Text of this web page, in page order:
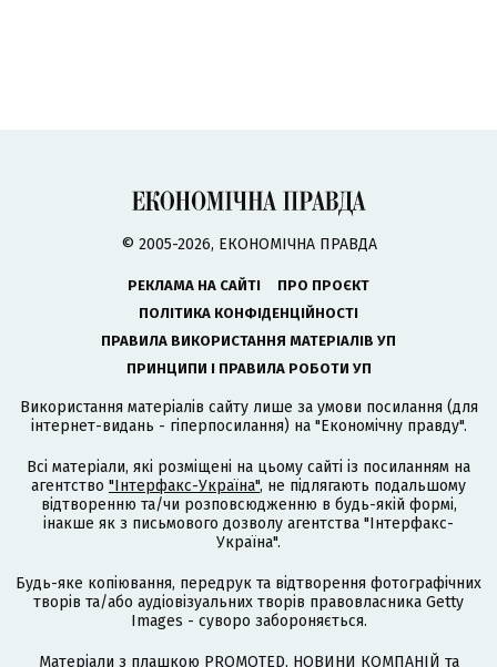
© 2005-2026, ЕКОНОМІЧНА ПРАВДА
РЕКЛАМА НА САЙТІ
ПРО ПРОЄКТ
ПОЛІТИКА КОНФІДЕНЦІЙНОСТІ
ПРАВИЛА ВИКОРИСТАННЯ МАТЕРІАЛІВ УП
ПРИНЦИПИ І ПРАВИЛА РОБОТИ УП
Використання матеріалів сайту лише за умови посилання (для
інтернет-видань - гіперпосилання) на "Економічну правду".
Всі матеріали, які розміщені на цьому сайті із посиланням на
агентство "Інтерфакс-Україна", не підлягають подальшому
відтворенню та/чи розповсюдженню в будь-якій формі,
інакше як з письмового дозволу агентства "Інтерфакс-
Україна".
Будь-яке копіювання, передрук та відтворення фотографічних
творів та/або аудіовізуальних творів правовласника Getty
Images - суворо забороняється.
Матеріали з плашкою PROMOTED, НОВИНИ КОМПАНІЙ та